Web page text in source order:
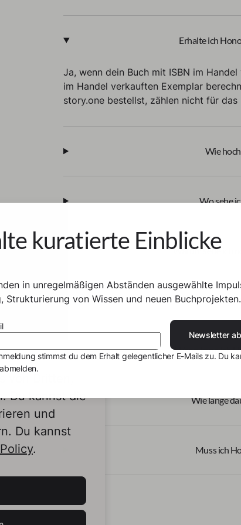
Erhalte ich
Ja, wenn dein Buch mit ISBN im
im Handel verkauften Exemplar
story.one bestellst, zählen nicht für das
Wie
Wo sehe
Warum sehe ich
Wann sind
Wann kann ich
Wie lange
Muss ich
von Dritten,
Du kannst die
und
Du kannst
.
kuratierte Einblicke
in unregelmäßigen Abständen ausgewählte
Strukturierung von Wissen und neuen Buchprojekten.
Newsletter
stimmst du dem Erhalt gelegentlicher E-Mails zu. Du